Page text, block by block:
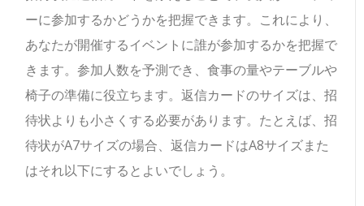
ーに参加するかどうかを把握できます。これにより、
あなたが開催するイベントに誰が参加するかを把握で
きます。参加人数を予測でき、食事の量やテーブルや
椅子の準備に役立ちます。返信カードのサイズは、招
待状よりも小さくする必要があります。たとえば、招
待状がA7サイズの場合、返信カードはA8サイズまた
はそれ以下にするとよいでしょう。